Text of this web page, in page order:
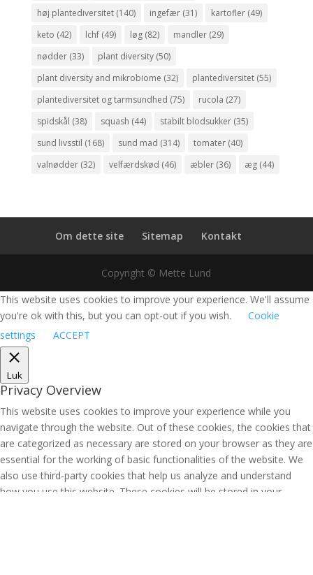
høj plantediversitet(140) ingefær(31) kartofler(49)
keto (42) lchf(49) løg(82) mandler(29)
nødder(33) plant diversity(50)
plant diversity and mikrobiome (32) plantediversitet(55)
plantediversitet og tarmsundhed (75) rucola (27)
spidskål (38) squash (44) stabilt blodsukker(35)
sund livsstil (168) sund mad (314) tomater(40)
valnødder(32) velfærdskød (46) æbler(36) æg(44)
Om dette site Sitemap Kontakt
Copyright © Mette Lund
This website uses cookies to improve your experience. We'll assume
you're ok with this, but you can opt-out if you wish.
Cookie
settings
ACCEPT
Luk
Privacy Overview
This website uses cookies to improve your experience while you
navigate through the website. Out of these cookies, the cookies that
are categorized as necessary are stored on your browser as they are
essential for the working of basic functionalities of the website. We
also use third-party cookies that help us analyze and understand
how you use this website. These cookies will be stored in your